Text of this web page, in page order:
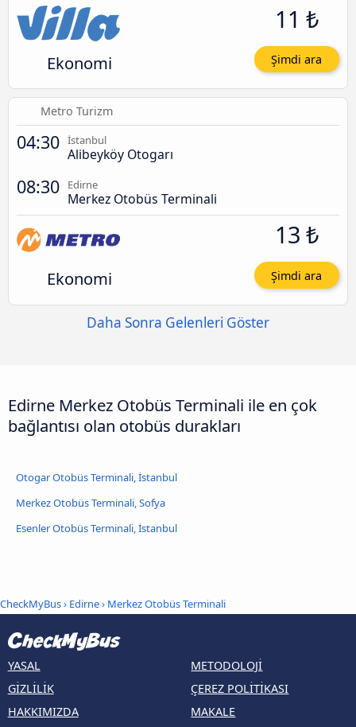
Ekonomi
11 ₺
Şimdi ara
Metro Turizm
04:30 İstanbul
Alibeyköy Otogarı
08:30 Edirne
Merkez Otobüs Terminali
Ekonomi
13 ₺
Şimdi ara
Daha Sonra Gelenleri Göster
Edirne Merkez Otobüs Terminali ile en çok
bağlantısı olan otobüs durakları
Otogar Otobüs Terminali, İstanbul
Merkez Otobüs Terminali, Sofya
Esenler Otobüs Terminali, İstanbul
CheckMyBus› Edirne› Merkez Otobüs Terminali
YASAL
GIZLILIK
HAKKIMIZDA
METODOLOJI
ÇEREZ POLITIKASI
MAKALE